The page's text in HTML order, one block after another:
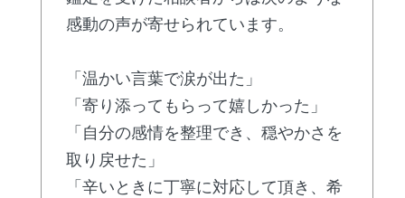
感動の声が寄せられています。
「温かい言葉で涙が出た」
「寄り添ってもらって嬉しかった」
「自分の感情を整理でき、穏やかさを
取り戻せた」
「辛いときに丁寧に対応して頂き、希